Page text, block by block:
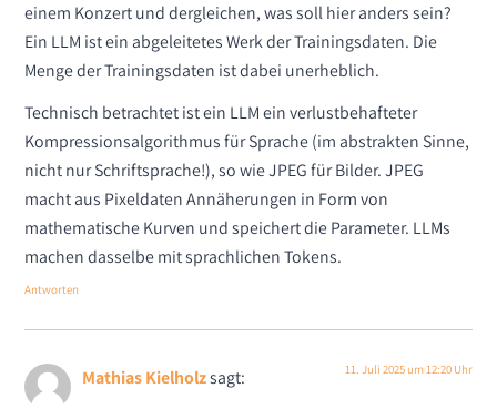
einem Konzert und dergleichen, was soll hier anders sein?
Ein LLM ist ein abgeleitetes Werk der Trainingsdaten. Die
Menge der Trainingsdaten ist dabei unerheblich.
Technisch betrachtet ist ein LLM ein verlustbehafteter
Kompressionsalgorithmus für Sprache (im abstrakten Sinne,
nicht nur Schriftsprache!), so wie JPEG für Bilder. JPEG
macht aus Pixeldaten Annäherungen in Form von
mathematische Kurven und speichert die Parameter. LLMs
machen dasselbe mit sprachlichen Tokens.
Antworten
Mathias Kielholzsagt: 11. Juli 2025 um 12:20 Uhr